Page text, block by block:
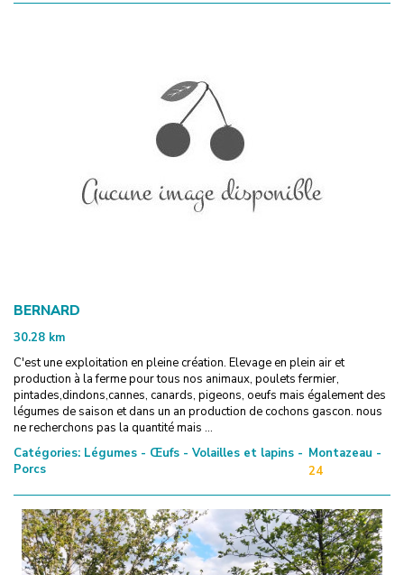
BERNARD
30.28 km
C'est une exploitation en pleine création. Elevage en plein air et
production à la ferme pour tous nos animaux, poulets fermier,
pintades,dindons,cannes, canards, pigeons, oeufs mais également des
légumes de saison et dans un an production de cochons gascon. nous
ne recherchons pas la quantité mais ...
Catégories: Légumes - Œufs - Volailles et lapins -
Porcs
Montazeau -
24